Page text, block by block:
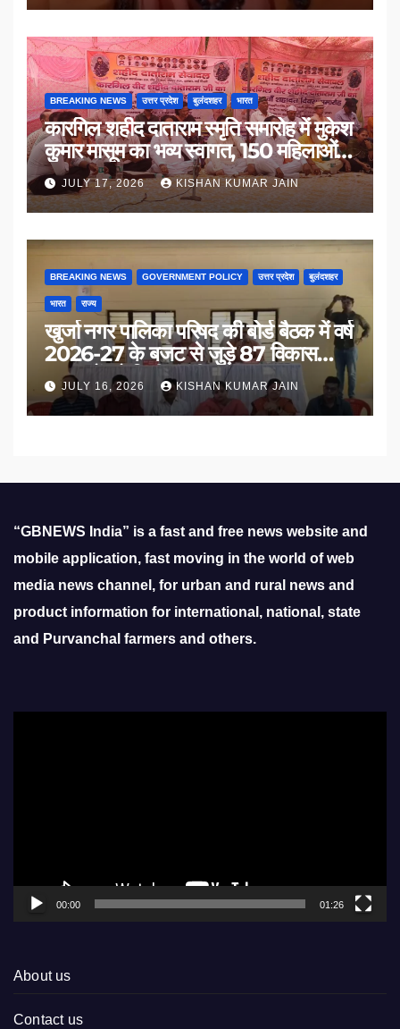
BREAKING NEWS उत्तर प्रदेश बुलंदशहर भारत
कारगिल शहीद दाताराम स्मृति समारोह में मुकेश
कुमार मासूम का भव्य स्वागत, 150 महिलाओं
का सम्मान
JULY 17, 2026 KISHAN KUMAR JAIN
BREAKING NEWS GOVERNMENT POLICY उत्तर प्रदेश बुलंदशहर
भारत राज्य
खुर्जा नगर पालिका परिषद की बोर्ड बैठक में वर्ष
2026-27 के बजट से जुड़े 87 विकास
प्रस्तावों को मिली मंजूरी
JULY 16, 2026 KISHAN KUMAR JAIN
“GBNEWS India” is a fast and free news website and
mobile application, fast moving in the world of web
media news channel, for urban and rural news and
product information for international, national, state
and Purvanchal farmers and others.
00:00 01:26
About us
Contact us